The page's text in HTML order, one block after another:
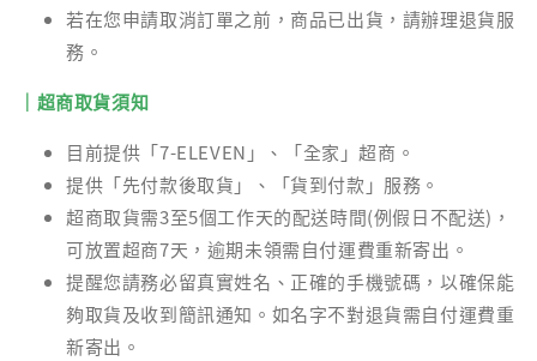
若在您申請取消訂單之前，商品已出貨，請辦理退貨服
務。
｜超商取貨須知
目前提供「7-ELEVEN」、「全家」超商。
提供「先付款後取貨」、「貨到付款」服務。
超商取貨需3至5個工作天的配送時間(例假日不配送)，
可放置超商7天，逾期未領需自付運費重新寄出。
提醒您請務必留真實姓名、正確的手機號碼，以確保能
夠取貨及收到簡訊通知。如名字不對退貨需自付運費重
新寄出。